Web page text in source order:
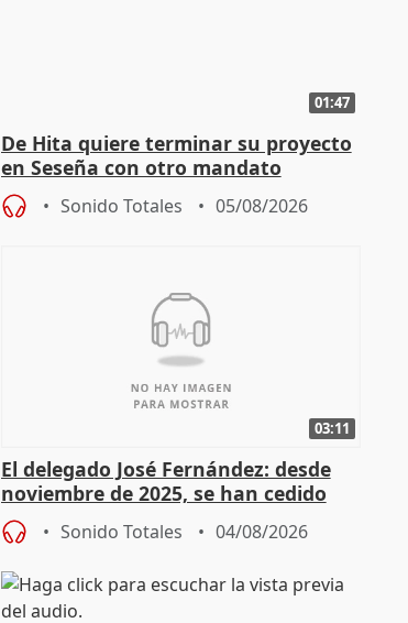
01:47
De Hita quiere terminar su proyecto
en Seseña con otro mandato
Sonido Totales 05/08/2026
03:11
El delegado José Fernández: desde
noviembre de 2025, se han cedido
9.810 ayudas por nacimiento
Sonido Totales 04/08/2026